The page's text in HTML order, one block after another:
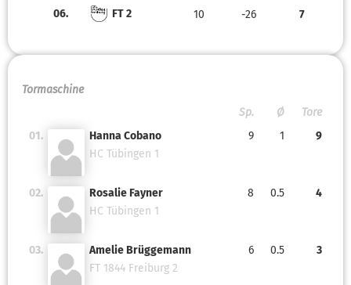
06.
FT 2 10 -26 7
Tormaschine
Sp.
Ø
Tore
01.
Hanna Cobano
HC Tübingen 1
9 1 9
02.
Rosalie Fayner
HC Tübingen 1
8 0.5 4
03.
Amelie Brüggemann
FT 1844 Freiburg 2
6 0.5 3